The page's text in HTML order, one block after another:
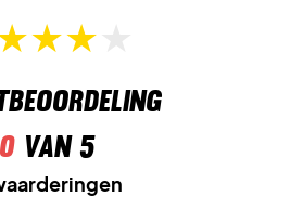
0van 5